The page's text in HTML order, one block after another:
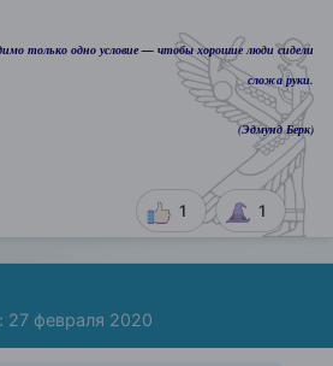
1 1
только одно условие — чтобы хорошие люди сидели
сложа руки.
(Эдмунд Берк)
27 февраля 2020